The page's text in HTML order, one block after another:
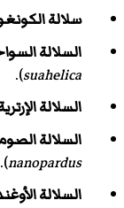
سلالة
السلالة
suahelica
).
السلالة
السلالة
nanopardus
).
السلالة